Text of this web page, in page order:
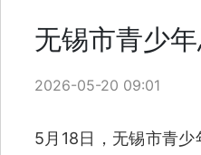
无锡市青少
2026-05-20 09:01
5月18日，无锡市青